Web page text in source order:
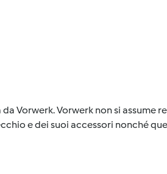
Vorwerk. Vorwerk non si assume
e dei suoi accessori nonché